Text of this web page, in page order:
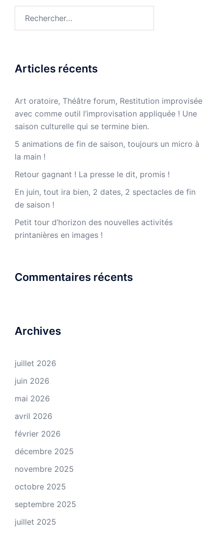
Articles récents
Art oratoire, Théâtre forum, Restitution improvisée
avec comme outil l’improvisation appliquée ! Une
saison culturelle qui se termine bien.
5 animations de fin de saison, toujours un micro à
la main !
Retour gagnant ! La presse le dit, promis !
En juin, tout ira bien, 2 dates, 2 spectacles de fin
de saison !
Petit tour d’horizon des nouvelles activités
printanières en images !
Commentaires récents
Archives
juillet 2026
juin 2026
mai 2026
avril 2026
février 2026
décembre 2025
novembre 2025
octobre 2025
septembre 2025
juillet 2025